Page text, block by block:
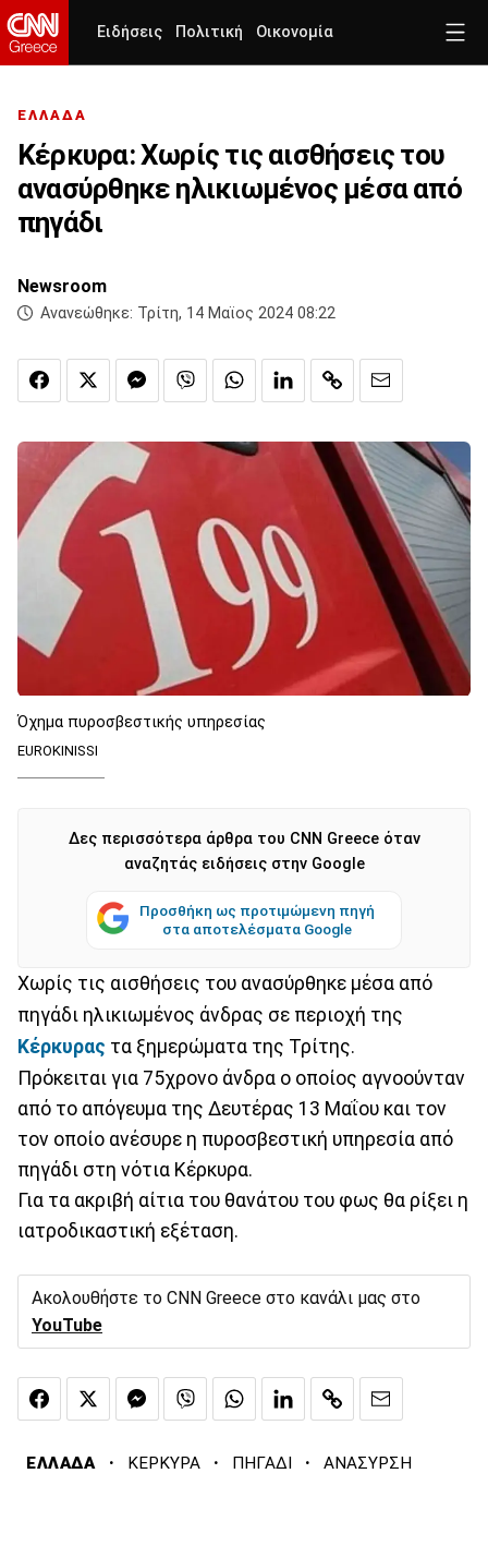
Ειδήσεις Πολιτική Οικονομία
ΕΛΛΑΔΑ
Κέρκυρα: Χωρίς τις αισθήσεις του
ανασύρθηκε ηλικιωμένος μέσα από
πηγάδι
Newsroom
Ανανεώθηκε: Τρίτη, 14 Μαϊος 2024 08:22
Όχημα πυροσβεστικής υπηρεσίας
EUROKINISSI
Δες περισσότερα άρθρα του CNN Greece όταν
αναζητάς ειδήσεις στην Google
Προσθήκη ως προτιμώμενη πηγή
στα αποτελέσματα Google
Χωρίς τις αισθήσεις του ανασύρθηκε μέσα από
πηγάδι ηλικιωμένος άνδρας σε περιοχή της
Κέρκυρας τα ξημερώματα της Τρίτης.
Πρόκειται για 75χρονο άνδρα ο οποίος αγνοούνταν
από το απόγευμα της Δευτέρας 13 Μαΐου και τον
τον οποίο ανέσυρε η πυροσβεστική υπηρεσία από
πηγάδι στη νότια Κέρκυρα.
Για τα ακριβή αίτια του θανάτου του φως θα ρίξει η
ιατροδικαστική εξέταση.
Ακολουθήστε το CNN Greece στο κανάλι μας στο
YouTube
ΕΛΛΑΔΑ · ΚΕΡΚΥΡΑ · ΠΗΓΑΔΙ · ΑΝΑΣΥΡΣΗ